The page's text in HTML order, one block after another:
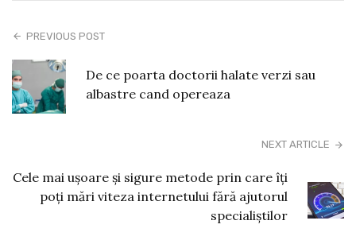
PREVIOUS POST
De ce poarta doctorii halate verzi sau
albastre cand opereaza
NEXT ARTICLE
Cele mai ușoare și sigure metode prin care îți
poți mări viteza internetului fără ajutorul
specialiștilor